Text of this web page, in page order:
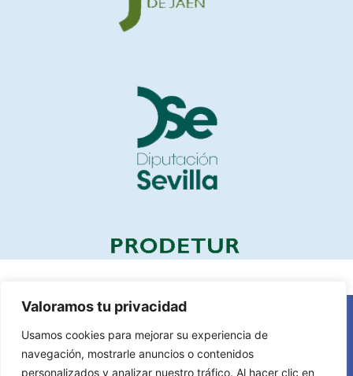
Valoramos tu privacidad
Usamos cookies para mejorar su experiencia de
navegación, mostrarle anuncios o contenidos
personalizados y analizar nuestro tráfico. Al hacer clic en